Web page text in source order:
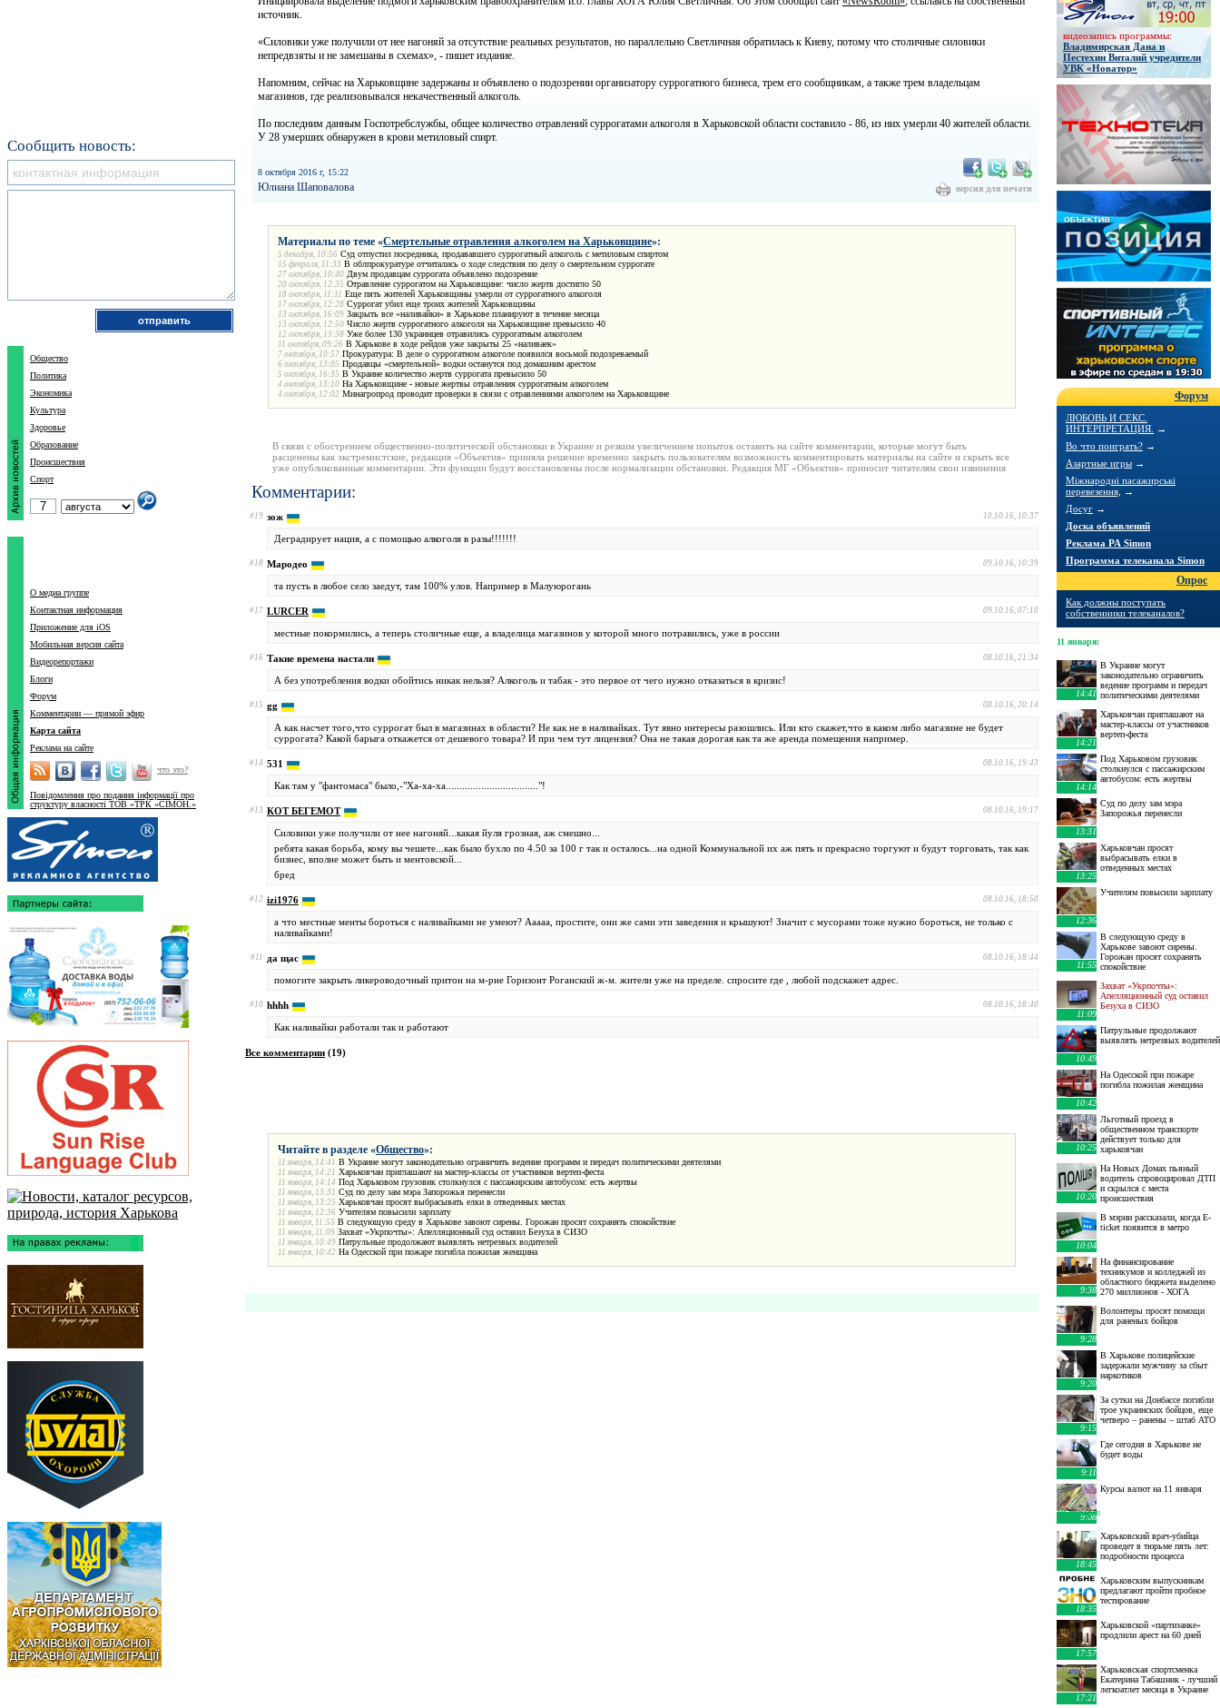
источник.
«Силовики уже получили от нее нагоняй за отсутствие реальных результатов, но параллельно Светличная обратилась к Киеву, потому что столичные силовики
непредвзяты и не замешаны в схемах», - пишет издание.
Напомним, сейчас на Харьковщине задержаны и объявлено о подозрении организатору суррогатного бизнеса, трем его сообщникам, а также трем владельцам
магазинов, где реализовывался некачественный алкоголь.
По последним данным Госпотребслужбы, общее количество отравлений суррогатами алкоголя в Харьковской области составило - 86, из них умерли 40 жителей области.
У 28 умерших обнаружен в крови метиловый спирт.
8 октября 2016 г, 15:22
Юлиана Шаповалова версия для печати
Материалы по теме «Смертельные отравления алкоголем на Харьковщине»:
5 декабря, 10:56 Суд отпустил посредника, продававшего суррогатный алкоголь с метиловым спиртом
15 февраля, 11:33 В облпрокуратуре отчитались о ходе следствия по делу о смертельном суррогате
27 октября, 10:40 Двум продавцам суррогата объявлено подозрение
20 октября, 12:35 Отравление суррогатом на Харьковщине: число жертв достигло 50
18 октября, 11:11 Еще пять жителей Харьковщины умерли от суррогатного алкоголя
17 октября, 12:28 Суррогат убил еще троих жителей Харьковщины
13 октября, 16:09 Закрыть все «наливайки» в Харькове планируют в течение месяца
13 октября, 12:50 Число жертв суррогатного алкоголя на Харьковщине превысило 40
12 октября, 13:38 Уже более 130 украинцев отравились суррогатным алкоголем
11 октября, 09:26 В Харькове в ходе рейдов уже закрыты 25 «наливаек»
7 октября, 10:57 Прокуратура: В деле о суррогатном алкоголе появился восьмой подозреваемый
6 октября, 13:05 Продавцы «смертельной» водки останутся под домашним арестом
5 октября, 16:35 В Украине количество жертв суррогата превысило 50
4 октября, 13:10 На Харьковщине - новые жертвы отравления суррогатным алкоголем
4 октября, 12:02 Минагропрод проводит проверки в связи с отравлениями алкоголем на Харьковщине
В связи с обострением общественно-политической обстановки в Украине и резким увеличением попыток оставить на сайте комментарии, которые могут быть
расценены как экстремистские, редакция «Объектив» приняла решение временно закрыть пользователям возможность комментировать материалы на сайте и скрыть все
уже опубликованные комментарии. Эти функции будут восстановлены после нормализации обстановки. Редакция МГ «Объектив» приносит читателям свои извинения
Комментарии:
#19 зож 10.10.16, 10:37
Деградирует нация, а с помощью алкоголя в разы!!!!!!!
#18 Мародео 09.10.16, 10:39
та пусть в любое село заедут, там 100% улов. Например в Малуюрогань
#17 LURCER 09.10.16, 07:10
местные покормились, а теперь столичные еще, а владелица магазинов у которой много потравились, уже в россии
#16 Такие времена настали 08.10.16, 21:34
А без употребления водки обойтись никак нельзя? Алкоголь и табак - это первое от чего нужно отказаться в кризис!
#15 gg 08.10.16, 20:14
А как насчет того,что суррогат был в магазинах в области? Не как не в наливайках. Тут явно интересы разошлись. Или кто скажет,что в каком либо магазине не будет
суррогата? Какой барыга откажется от дешевого товара? И при чем тут лицензия? Она не такая дорогая как та же аренда помещения например.
#14 531 08.10.16, 19:43
Как там у "фантомаса" было,-"Ха-ха-ха.................................."!
#13 КОТ БЕГЕМОТ 08.10.16, 19:17
Силовики уже получили от нее нагоняй...какая йуля грозная, аж смешно...
ребята какая борьба, кому вы чешете...как было бухло по 4.50 за 100 г так и осталось...на одной Коммунальной их аж пять и прекрасно торгуют и будут торговать, так как
бизнес, вполне может быть и ментовской...
бред
#12 izi1976 08.10.16, 18:50
а что местные менты бороться с наливайками не умеют? Ааааа, простите, они же сами эти заведения и крышуют! Значит с мусорами тоже нужно бороться, не только с
наливайками!
#11 да щас 08.10.16, 18:44
помогите закрыть ликероводочный притон на м-рне Горизонт Роганский ж-м. жители уже на пределе. спросите где , любой подскажет адрес.
#10 hhhh 08.10.16, 18:40
Как наливайки работали так и работают
Все комментарии (19)
Читайте в разделе «Общество»:
11 января, 14:41 В Украине могут законодательно ограничить ведение программ и передач политическими деятелями
11 января, 14:21 Харьковчан приглашают на мастер-классы от участников вертеп-феста
11 января, 14:14 Под Харьковом грузовик столкнулся с пассажирским автобусом: есть жертвы
11 января, 13:31 Суд по делу зам мэра Запорожья перенесли
11 января, 13:25 Харьковчан просят выбрасывать елки в отведенных местах
11 января, 12:36 Учителям повысили зарплату
11 января, 11:55 В следующую среду в Харькове завоют сирены. Горожан просят сохранять спокойствие
11 января, 11:09 Захват «Укрпочты»: Апелляционный суд оставил Безуха в СИЗО
11 января, 10:49 Патрульные продолжают выявлять нетрезвых водителей
11 января, 10:42 На Одесской при пожаре погибла пожилая женщина
Сообщить новость:
Общество
Политика
Экономика
Культура
Здоровье
Образование
Происшествия
Спорт
О медиа группе
Контактная информация
Приложение для iOS
Мобильная версия сайта
Видеорепортажи
Блоги
Форум
Комментарии — прямой эфир
Карта сайта
Реклама на сайте
что это?
Повідомлення про подання інформації про
структуру власності ТОВ «ТРК «СІМОН.»
видеозапись программы:
Владимирская Дана и
Пестехин Виталий учредители
УВК «Новатор»
Форум
ЛЮБОВЬ И СЕКС.
ИНТЕРПРЕТАЦИЯ.
→
Во что поиграть? →
Азартные игры →
Міжнародні пасажирські
перевезення,
→
Досуг →
Доска объявлений
Реклама РА Simon
Программа телеканала Simon
Опрос
Как должны поступать
собственники телеканалов?
11 января:
14:41
В Украине могут
законодательно ограничить
ведение программ и передач
политическими деятелями
14:21
Харьковчан приглашают на
мастер-классы от участников
вертеп-феста
14:14
Под Харьковом грузовик
столкнулся с пассажирским
автобусом: есть жертвы
13:31
Суд по делу зам мэра
Запорожья перенесли
13:25
Харьковчан просят
выбрасывать елки в
отведенных местах
12:36
Учителям повысили зарплату
11:55
В следующую среду в
Харькове завоют сирены.
Горожан просят сохранять
спокойствие
11:09
Захват «Укрпочты»:
Апелляционный суд оставил
Безуха в СИЗО
10:49
Патрульные продолжают
выявлять нетрезвых водителей
10:42
На Одесской при пожаре
погибла пожилая женщина
10:25
Льготный проезд в
общественном транспорте
действует только для
харьковчан
10:20
На Новых Домах пьяный
водитель спровоцировал ДТП
и скрылся с места
происшествия
10:04
В мэрии рассказали, когда E-
ticket появится в метро
9:38
На финансирование
техникумов и колледжей из
областного бюджета выделено
270 миллионов - ХОГА
9:28
Волонтеры просят помощи
для раненых бойцов
9:20
В Харькове полицейские
задержали мужчину за сбыт
наркотиков
9:15
За сутки на Донбассе погибли
трое украинских бойцов, еще
четверо – ранены – штаб АТО
9:11
Где сегодня в Харькове не
будет воды
9:08
Курсы валют на 11 января
10 января:
18:45
Харьковский врач-убийца
проведет в тюрьме пять лет:
подробности процесса
18:35
Харьковским выпускникам
предлагают пройти пробное
тестирование
17:57
Харьковской «партизанке»
продлили арест на 60 дней
17:21
Харьковская спортсменка
Екатерина Табашник - лучший
легкоатлет месяца в Украине